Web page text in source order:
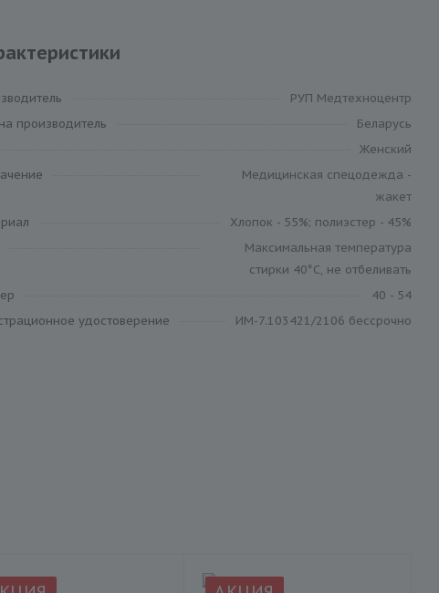
РУП Медтехноцентр
производитель
Беларусь
Женский
Медицинская спецодежда -
жакет
Хлопок - 55%; полиэстер - 45%
Максимальная температура
стирки 40°C, не отбеливать
40 - 54
удостоверение
ИМ-7.103421/2106 бессрочно